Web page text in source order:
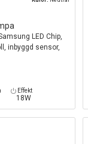
LED Chip,
inbyggd sensor,
Effekt
18W